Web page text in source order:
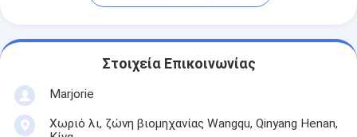
Στοιχεία Επικοινωνίας
Marjorie
Χωριό λι, ζώνη βιομηχανίας Wangqu, Qinyang Henan,